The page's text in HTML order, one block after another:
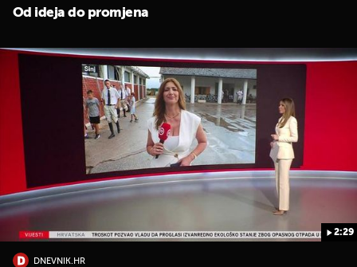
Od ideja do promjena
2:29
DNEVNIK.HR